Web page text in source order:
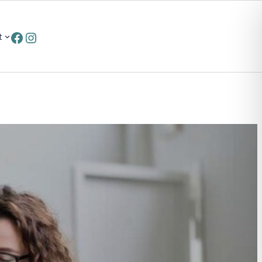
Facebook
Instagram